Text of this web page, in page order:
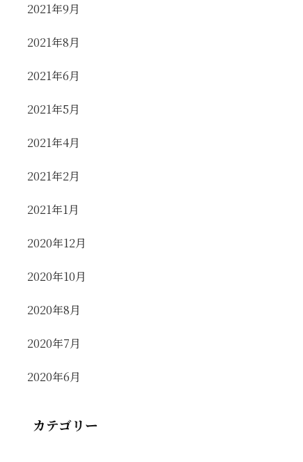
2021年9月
2021年8月
2021年6月
2021年5月
2021年4月
2021年2月
2021年1月
2020年12月
2020年10月
2020年8月
2020年7月
2020年6月
カテゴリー